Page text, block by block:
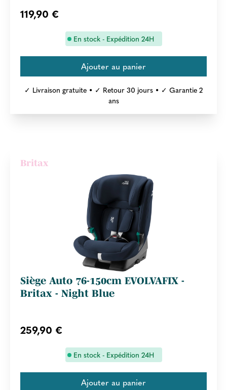
119,90 €
En stock - Expédition 24H
✓ Livraison gratuite • ✓ Retour 30 jours • ✓ Garantie 2
ans
Britax
Siège Auto 76-150cm EVOLVAFIX -
Britax - Night Blue
259,90 €
En stock - Expédition 24H